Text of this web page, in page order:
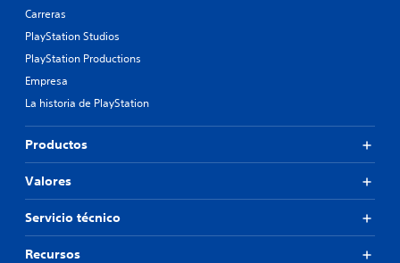
Carreras
PlayStation Studios
PlayStation Productions
Empresa
La historia de PlayStation
Productos
Valores
Servicio técnico
Recursos